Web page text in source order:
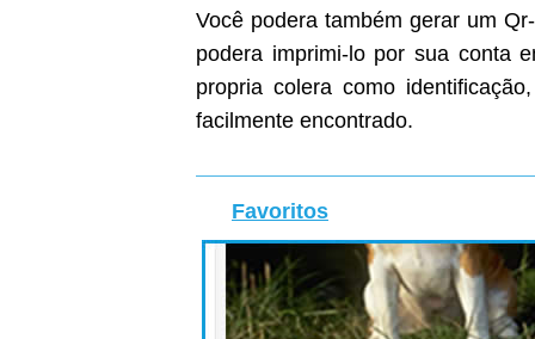
Você podera também gerar um
podera imprimi-lo por sua conta
propria colera como
facilmente encontrado.
Favoritos